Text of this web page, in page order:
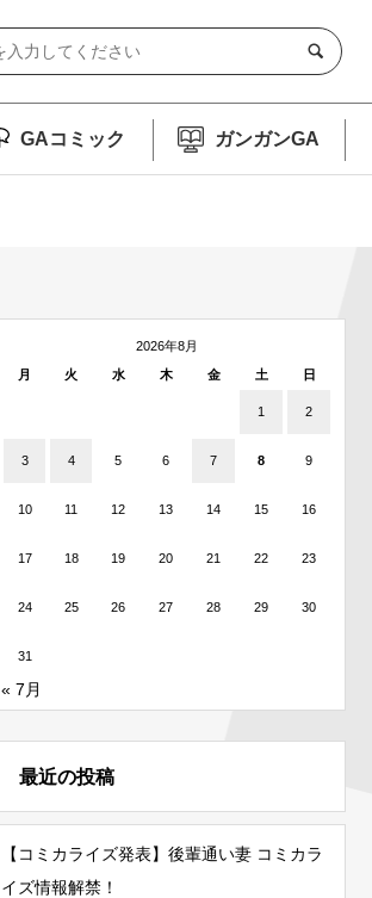
GAコミック ガンガンGA
2026年8月
月
火 水 木 金 土 日
1 2
3 4 5 6 7 8 9
10 11 12 13 14 15 16
17 18 19 20 21 22 23
24 25 26 27 28 29 30
31
« 7月
最近の投稿
【コミカライズ発表】後輩通い妻 コミカラ
イズ情報解禁！